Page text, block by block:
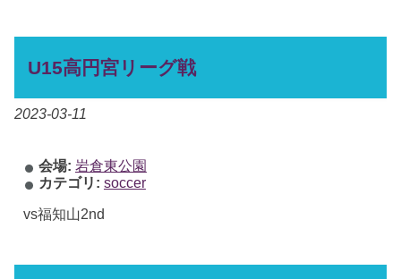
U15高円宮リーグ戦
2023-03-11
会場: 岩倉東公園
カテゴリ: soccer
vs福知山2nd